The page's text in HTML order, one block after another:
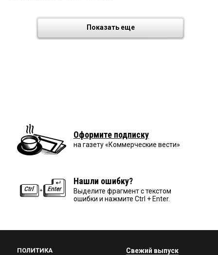
Показать еще
Оформите подписку
на газету «Коммерческие вести»
Нашли ошибку?
Выделите фрагмент с текстом
ошибки и нажмите Ctrl + Enter.
ПОЛИТИКА Свежий выпуск